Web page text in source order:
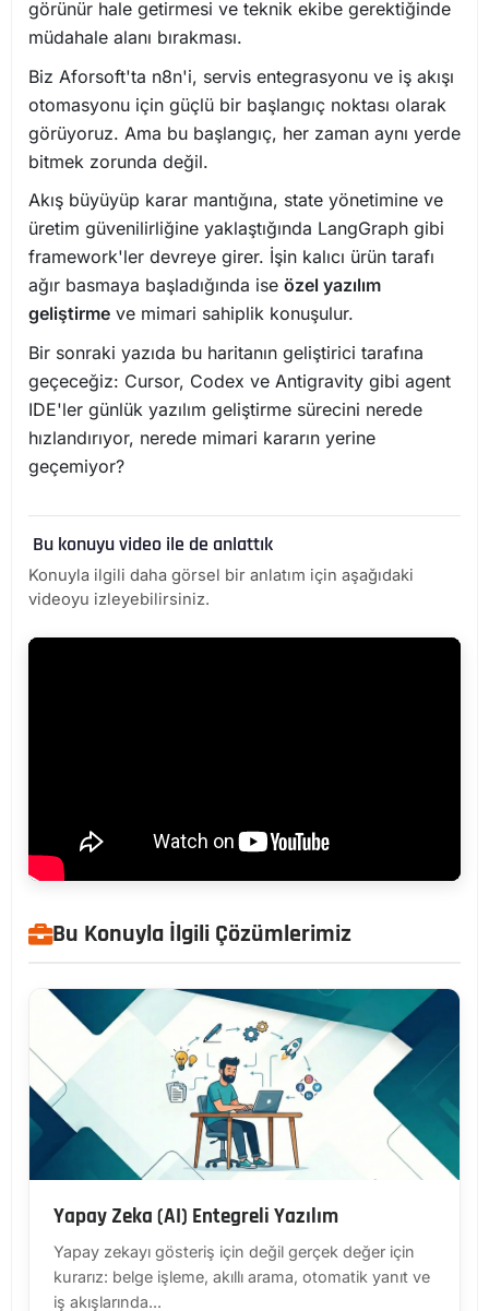
görünür hale getirmesi ve teknik ekibe gerektiğinde
müdahale alanı bırakması.
Biz Aforsoft'ta n8n'i, servis entegrasyonu ve iş akışı
otomasyonu için güçlü bir başlangıç noktası olarak
görüyoruz. Ama bu başlangıç, her zaman aynı yerde
bitmek zorunda değil.
Akış büyüyüp karar mantığına, state yönetimine ve
üretim güvenilirliğine yaklaştığında LangGraph gibi
framework'ler devreye girer. İşin kalıcı ürün tarafı
ağır basmaya başladığında ise özel yazılım
geliştirme ve mimari sahiplik konuşulur.
Bir sonraki yazıda bu haritanın geliştirici tarafına
geçeceğiz: Cursor, Codex ve Antigravity gibi agent
IDE'ler günlük yazılım geliştirme sürecini nerede
hızlandırıyor, nerede mimari kararın yerine
geçemiyor?
Bu konuyu video ile de anlattık
Konuyla ilgili daha görsel bir anlatım için aşağıdaki
videoyu izleyebilirsiniz.
Bu Konuyla İlgili Çözümlerimiz
Yapay Zeka (AI) Entegreli Yazılım
Yapay zekayı gösteriş için değil gerçek değer için
kurarız: belge işleme, akıllı arama, otomatik yanıt ve
iş akışlarında...